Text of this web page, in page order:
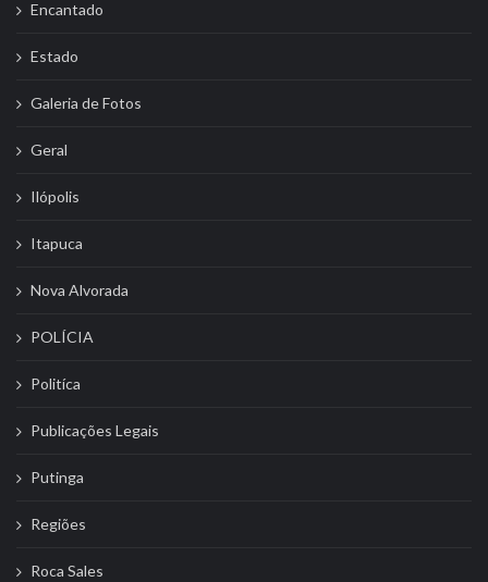
Encantado
Estado
Galeria de Fotos
Geral
Ilópolis
Itapuca
Nova Alvorada
POLÍCIA
Politíca
Publicações Legais
Putinga
Regiões
Roca Sales